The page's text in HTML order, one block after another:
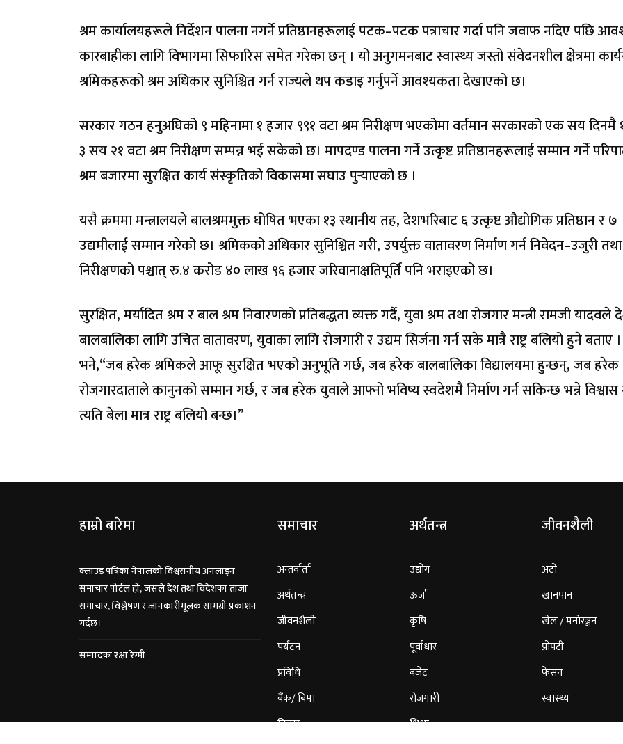
श्रम कार्यालयहरूले निर्देशन पालना नगर्ने प्रतिष्ठानहरूलाई पटक–पटक पत्राचार गर्दा पनि जवाफ नदिए पछि
कारबाहीका लागि विभागमा सिफारिस समेत गरेका छन् । यो अनुगमनबाट स्वास्थ्य जस्तो संवेदनशील क्षेत्रमा
श्रमिकहरूको श्रम अधिकार सुनिश्चित गर्न राज्यले थप कडाइ गर्नुपर्ने आवश्यकता देखाएको छ।
सरकार गठन हनुअघिको ९ महिनामा १ हजार ९९१ वटा श्रम निरीक्षण भएकोमा वर्तमान सरकारको एक सय दिनमै
३ सय २१ वटा श्रम निरीक्षण सम्पन्न भई सकेको छ। मापदण्ड पालना गर्ने उत्कृष्ट प्रतिष्ठानहरूलाई सम्मान गर्ने
श्रम बजारमा सुरक्षित कार्य संस्कृतिको विकासमा सघाउ पुर्‍याएको छ ।
यसै क्रममा मन्त्रालयले बालश्रममुक्त घोषित भएका १३ स्थानीय तह, देशभरिबाट ६ उत्कृष्ट औद्योगिक प्रतिष्ठान र ७
उद्यमीलाई सम्मान गरेको छ। श्रमिकको अधिकार सुनिश्चित गरी, उपर्युक्त वातावरण निर्माण गर्न निवेदन–उजुरी तथा
निरीक्षणको पश्चात् रु.४ करोड ४० लाख ९६ हजार जरिवानाक्षतिपूर्ति पनि भराइएको छ।
सुरक्षित, मर्यादित श्रम र बाल श्रम निवारणको प्रतिबद्धता व्यक्त गर्दै, युवा श्रम तथा रोजगार मन्त्री रामजी यादवले
बालबालिका लागि उचित वातावरण, युवाका लागि रोजगारी र उद्यम सिर्जना गर्न सके मात्रै राष्ट्र बलियो हुने
भने,“जब हरेक श्रमिकले आफू सुरक्षित भएको अनुभूति गर्छ, जब हरेक बालबालिका विद्यालयमा हुन्छन्, जब हरेक
रोजगारदाताले कानुनको सम्मान गर्छ, र जब हरेक युवाले आफ्नो भविष्य स्वदेशमै निर्माण गर्न सकिन्छ भन्ने विश्वास
त्यति बेला मात्र राष्ट्र बलियो बन्छ।”
हाम्रो बारेमा
क्लाउड पत्रिका नेपालको विश्वसनीय अनलाइन
समाचार पोर्टल हो, जसले देश तथा विदेशका ताजा
समाचार, विश्लेषण र जानकारीमूलक सामग्री प्रकाशन
गर्दछ।
सम्पादकः रक्षा रेग्मी
समाचार
अन्तर्वार्ता
अर्थतन्त्र
जीवनशैली
पर्यटन
प्रविधि
बैंक/ बिमा
विचार
अर्थतन्त्र
उद्योग
ऊर्जा
कृषि
पूर्वाधार
बजेट
रोजगारी
शिक्षा
जीवनशैली
अटो
खानपान
खेल / मनोरञ्जन
प्रोपटी
फेसन
स्वास्थ्य